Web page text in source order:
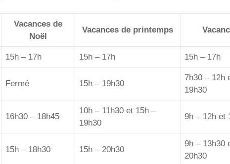
Vacances de
Noël
Vacances de printemps
15h – 17h 15h – 17h 15h – 17h
Fermé 15h – 19h30
7h30 – 12h
19h30
16h30 – 18h45
10h – 11h30 et 15h –
19h30
9h – 12h et
15h – 18h30 15h – 20h30
9h – 13h30
20h30